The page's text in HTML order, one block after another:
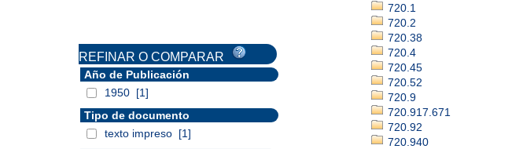
720.1
720.2
720.38
720.4
720.45
720.52
720.9
720.917.671
720.92
720.940
REFINAR O COMPARAR
Año de Publicación
1950 [1]
Tipo de documento
texto impreso [1]